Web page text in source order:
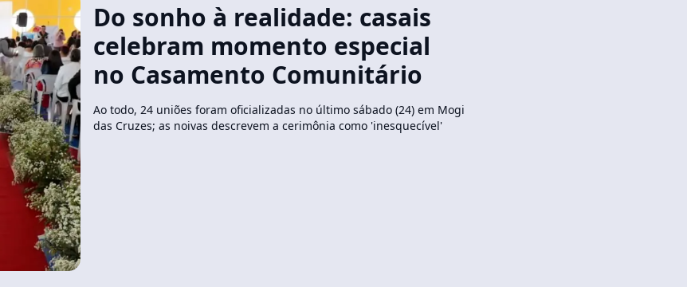
Do sonho à realidade: casais
celebram momento especial
no Casamento Comunitário
Ao todo, 24 uniões foram oficializadas no último sábado (24) em Mogi
das Cruzes; as noivas descrevem a cerimônia como 'inesquecível'